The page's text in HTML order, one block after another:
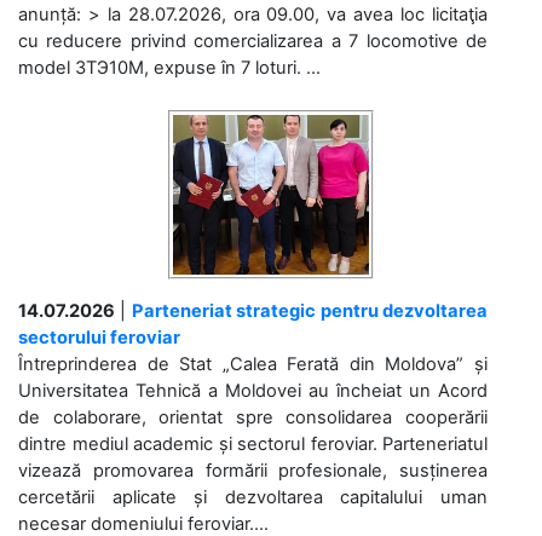
anunță: > la 28.07.2026, ora 09.00, va avea loc licitaţia
cu reducere privind comercializarea a 7 locomotive de
model 3ТЭ10М, expuse în 7 loturi. ...
14.07.2026
Parteneriat strategic pentru dezvoltarea
sectorului feroviar
Întreprinderea de Stat „Calea Ferată din Moldova” și
Universitatea Tehnică a Moldovei au încheiat un Acord
de colaborare, orientat spre consolidarea cooperării
dintre mediul academic și sectorul feroviar. Parteneriatul
vizează promovarea formării profesionale, susținerea
cercetării aplicate și dezvoltarea capitalului uman
necesar domeniului feroviar....